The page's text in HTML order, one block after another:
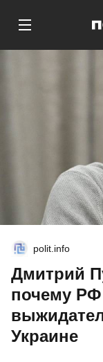
polit.info
Дмитрий
почему РФ
Украине